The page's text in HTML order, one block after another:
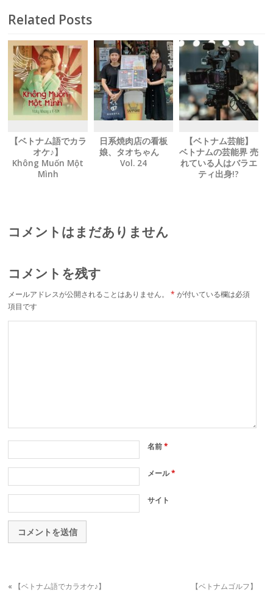
Related Posts
【ベトナム語でカラ
オケ♪】
Không Muốn Một
Mình
日系焼肉店の看板
娘、タオちゃん
Vol. 24
【ベトナム芸能】
ベトナムの芸能界 売
れている人はバラエ
ティ出身!?
コメントはまだありません
コメントを残す
メールアドレスが公開されることはありません。 * が付いている欄は必須
項目です
名前*
メール*
サイト
«
【ベトナム語でカラオケ♪】
【ベトナムゴルフ】